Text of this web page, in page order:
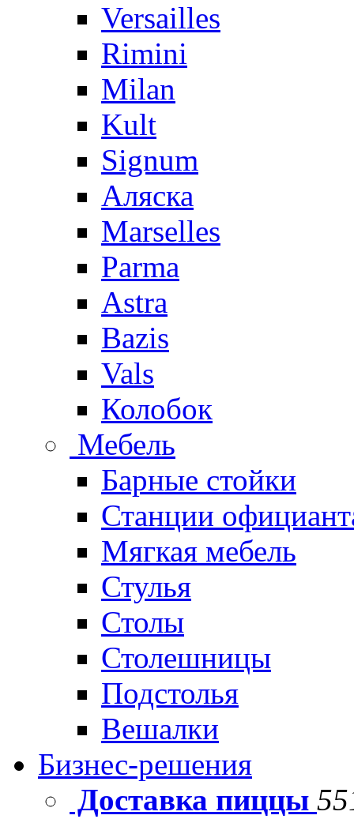
Versailles
Rimini
Milan
Kult
Signum
Аляска
Marselles
Parma
Astra
Bazis
Vals
Колобок
Мебель
Барные стойки
Станции
Мягкая мебель
Стулья
Столы
Столешницы
Подстолья
Вешалки
Бизнес-решения
Доставка пиццы